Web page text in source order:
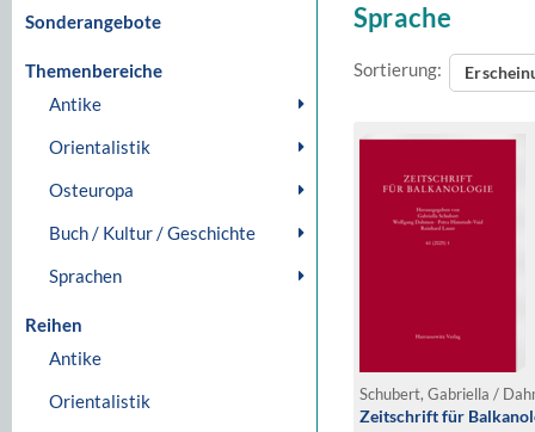
Sonderangebote
Themenbereiche
Antike
Orientalistik
Osteuropa
Buch / Kultur / Geschichte
Sprachen
Reihen
Antike
Orientalistik
Sprache
Sortierung:
Zeitschrift für